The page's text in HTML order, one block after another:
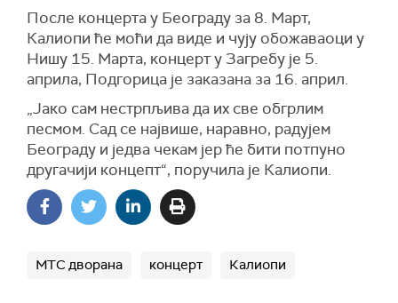
После концерта у Београду за 8. Март,
Калиопи ће моћи да виде и чују обожаваоци у
Нишу 15. Марта, концерт у Загребу је 5.
априла, Подгорица је заказана за 16. април.
„Јако сам нестрпљива да их све обгрлим
песмом. Сад се највише, наравно, радујем
Београду и једва чекам јер ће бити потпуно
другачији концепт“, поручила је Калиопи.
МТС дворана концерт Калиопи